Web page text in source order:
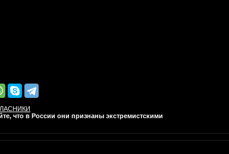
что в России они признаны экстремистскими